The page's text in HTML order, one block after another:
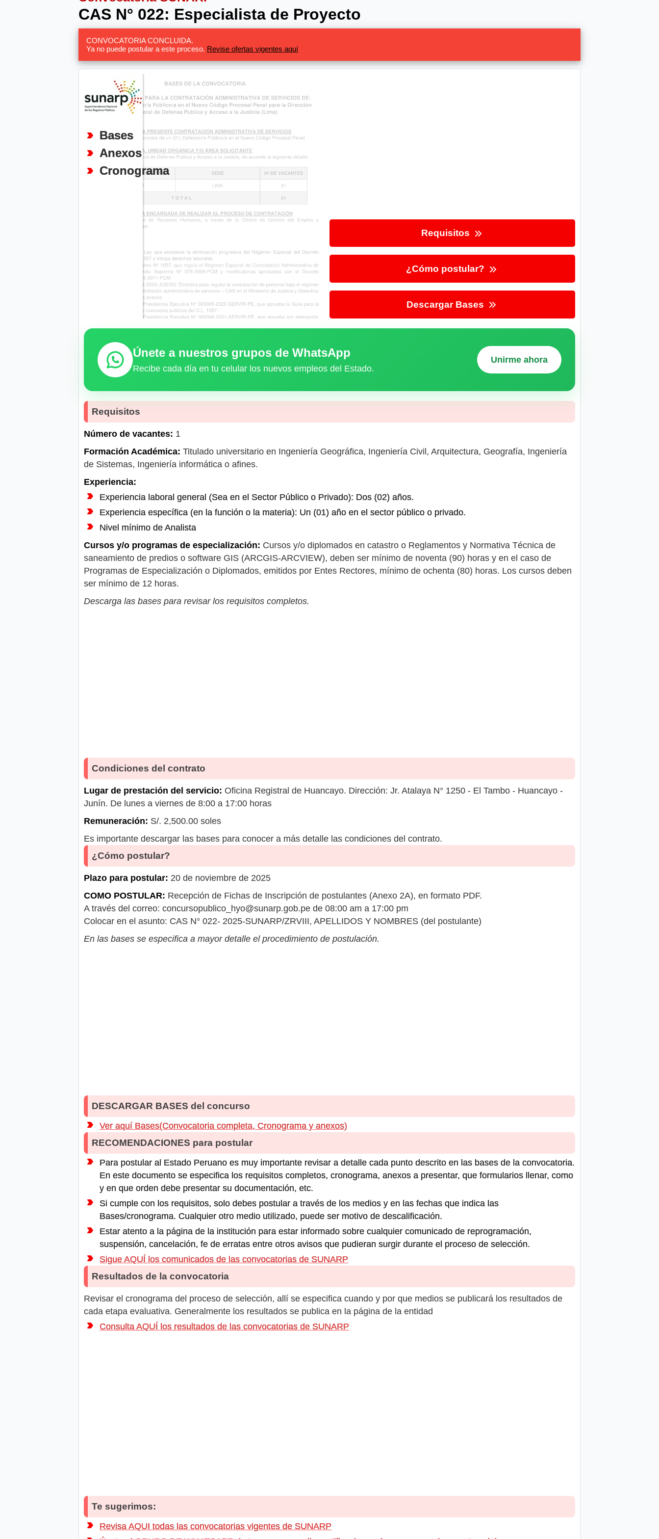
CAS N° 022: Especialista de Proyecto
CONVOCATORIA CONCLUIDA.
Ya no puede postular a este proceso. Revise ofertas vigentes aquí
Bases
Anexos
Cronograma
Requisitos
¿Cómo postular?
Descargar Bases
Únete a nuestros grupos de WhatsApp
Recibe cada día en tu celular los nuevos empleos del Estado.
Unirme ahora
Requisitos
Número de vacantes: 1
Formación Académica: Titulado universitario en Ingeniería Geográfica, Ingeniería Civil, Arquitectura, Geografía, Ingeniería
de Sistemas, Ingeniería informática o afines.
Experiencia:
Experiencia laboral general (Sea en el Sector Público o Privado): Dos (02) años.
Experiencia específica (en la función o la materia): Un (01) año en el sector público o privado.
Nivel mínimo de Analista
Cursos y/o programas de especialización: Cursos y/o diplomados en catastro o Reglamentos y Normativa Técnica de
saneamiento de predios o software GIS (ARCGIS-ARCVIEW), deben ser mínimo de noventa (90) horas y en el caso de
Programas de Especialización o Diplomados, emitidos por Entes Rectores, mínimo de ochenta (80) horas. Los cursos deben
ser mínimo de 12 horas.
Descarga las bases para revisar los requisitos completos.
Condiciones del contrato
Lugar de prestación del servicio: Oficina Registral de Huancayo. Dirección: Jr. Atalaya N° 1250 - El Tambo - Huancayo -
Junín. De lunes a viernes de 8:00 a 17:00 horas
Remuneración: S/. 2,500.00 soles
Es importante descargar las bases para conocer a más detalle las condiciones del contrato.
¿Cómo postular?
Plazo para postular: 20 de noviembre de 2025
COMO POSTULAR: Recepción de Fichas de Inscripción de postulantes (Anexo 2A), en formato PDF.
A través del correo: concursopublico_hyo@sunarp.gob.pe de 08:00 am a 17:00 pm
Colocar en el asunto: CAS N° 022- 2025-SUNARP/ZRVIII, APELLIDOS Y NOMBRES (del postulante)
En las bases se especifica a mayor detalle el procedimiento de postulación.
DESCARGAR BASES del concurso
Ver aquí Bases(Convocatoria completa, Cronograma y anexos)
RECOMENDACIONES para postular
Para postular al Estado Peruano es muy importante revisar a detalle cada punto descrito en las bases de la convocatoria.
En este documento se especifica los requisitos completos, cronograma, anexos a presentar, que formularios llenar, como
y en que orden debe presentar su documentación, etc.
Si cumple con los requisitos, solo debes postular a través de los medios y en las fechas que indica las
Bases/cronograma. Cualquier otro medio utilizado, puede ser motivo de descalificación.
Estar atento a la página de la institución para estar informado sobre cualquier comunicado de reprogramación,
suspensión, cancelación, fe de erratas entre otros avisos que pudieran surgir durante el proceso de selección.
Sigue AQUÍ los comunicados de las convocatorias de SUNARP
Resultados de la convocatoria
Revisar el cronograma del proceso de selección, allí se especifica cuando y por que medios se publicará los resultados de
cada etapa evaluativa. Generalmente los resultados se publica en la página de la entidad
Consulta AQUÍ los resultados de las convocatorias de SUNARP
Te sugerimos:
Revisa AQUI todas las convocatorias vigentes de SUNARP